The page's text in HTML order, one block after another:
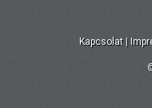
Kapcsolat |